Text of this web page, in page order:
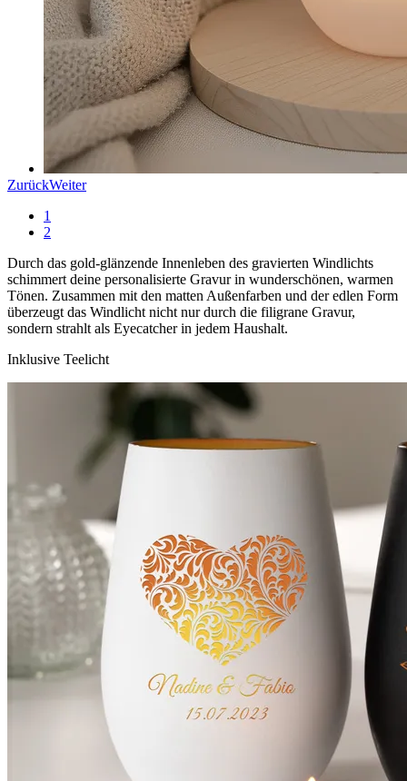
ZurückWeiter
1
2
Durch das gold-glänzende Innenleben des gravierten Windlichts
schimmert deine personalisierte Gravur in wunderschönen, warmen
Tönen. Zusammen mit den matten Außenfarben und der edlen Form
überzeugt das Windlicht nicht nur durch die filigrane Gravur,
sondern strahlt als Eyecatcher in jedem Haushalt.
Inklusive Teelicht